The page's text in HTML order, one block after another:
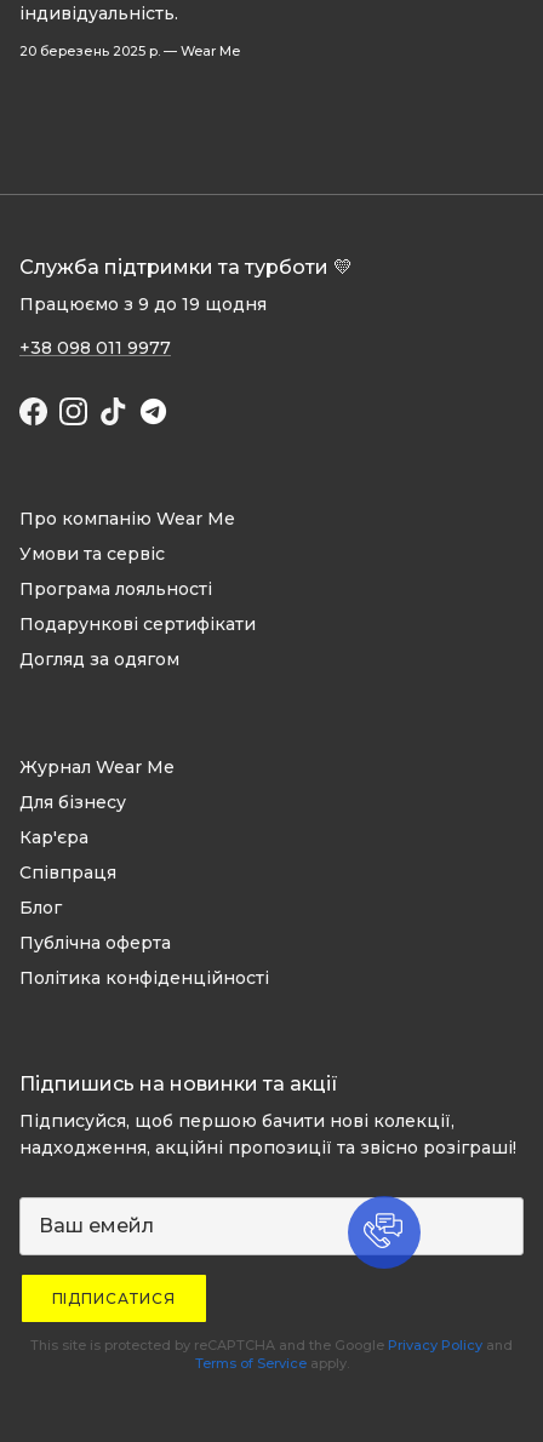
індивідуальність.
20 березень 2025 р. — Wear Me
Служба підтримки та турботи 💛
Працюємо з 9 до 19 щодня
+38 098 011 9977
Facebook
Instagram
TikTok
Про компанію Wear Me
Умови та сервіс
Програма лояльності
Подарункові сертифікати
Догляд за одягом
Журнал Wear Me
Для бізнесу
Кар'єра
Співпраця
Блог
Публічна оферта
Політика конфіденційності
Підпишись на новинки та акції
Підписуйся, щоб першою бачити нові колекції,
надходження, акційні пропозиції та звісно розіграші!
ПІДПИСАТИСЯ
This site is protected by reCAPTCHA and the Google Privacy Policy and
Terms of Serviceapply.